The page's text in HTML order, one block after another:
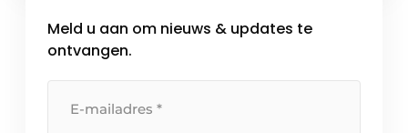
Meld u aan om nieuws & updates te
ontvangen.